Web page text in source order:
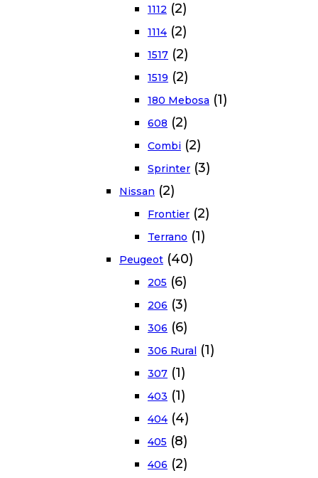
1112 (2)
1114 (2)
1517 (2)
1519 (2)
180 Mebosa (1)
608 (2)
Combi (2)
Sprinter (3)
Nissan (2)
Frontier (2)
Terrano (1)
Peugeot (40)
205 (6)
206 (3)
306 (6)
306 Rural (1)
307 (1)
403 (1)
404 (4)
405 (8)
406 (2)